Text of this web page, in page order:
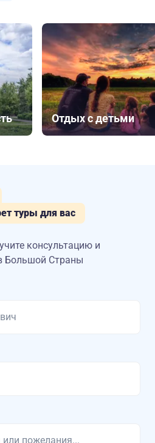
Отдых с детьми
туры для вас
консультацию и
Большой Страны